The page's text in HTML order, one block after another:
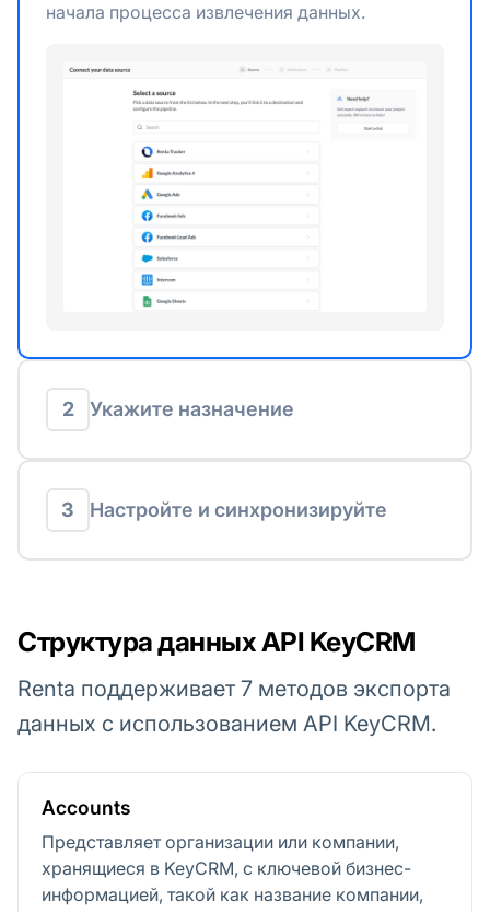
начала процесса извлечения данных.
2 Укажите назначение
3 Настройте и синхронизируйте
Структура данных API KeyCRM
Renta поддерживает 7 методов экспорта
данных с использованием API KeyCRM.
Accounts
Представляет организации или компании,
хранящиеся в KeyCRM, с ключевой бизнес-
информацией, такой как название компании,